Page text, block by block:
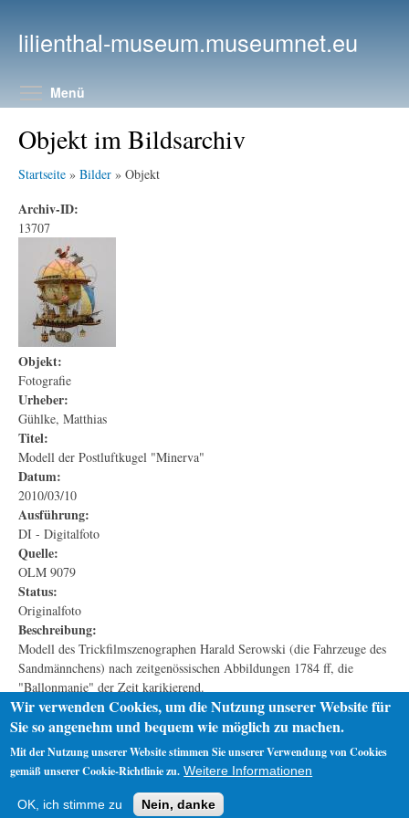
lilienthal-museum.museumnet.eu
Menü
Objekt im Bildsarchiv
Startseite » Bilder » Objekt
Archiv-ID:
13707
Objekt:
Fotografie
Urheber:
Gühlke, Matthias
Titel:
Modell der Postluftkugel "Minerva"
Datum:
2010/03/10
Ausführung:
DI - Digitalfoto
Quelle:
OLM 9079
Status:
Originalfoto
Beschreibung:
Modell des Trickfilmszenographen Harald Serowski (die Fahrzeuge des
Sandmännchens) nach zeitgenössischen Abbildungen 1784 ff, die
"Ballonmanie" der Zeit karikierend.
1983 für das Museum entworfen und gebaut, in der ständigen
Ausstellung.
Impressum
Wir verwenden Cookies, um die Nutzung unserer Website für
Sie so angenehm und bequem wie möglich zu machen.
Mit der Nutzung unserer Website stimmen Sie unserer Verwendung von Cookies
gemäß unserer Cookie-Richtlinie zu. Weitere Informationen
OK, ich stimme zu Nein, danke